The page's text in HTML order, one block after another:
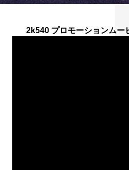
2k540 プロモーションムー